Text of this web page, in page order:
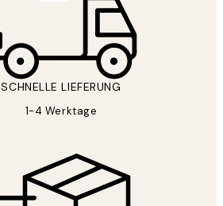
SCHNELLE LIEFERUNG
1-4 Werktage